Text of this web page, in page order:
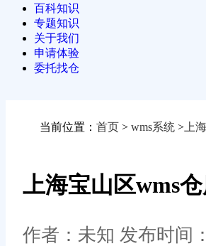
百科知识
专题知识
关于我们
申请体验
委托找仓
当前位置： 首页 > wms系统 > 上
上海宝山区wms
作者：未知 发布时间